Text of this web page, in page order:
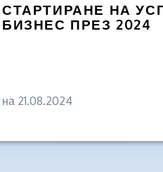
СТАРТИРАНЕ НА
БИЗНЕС ПРЕЗ 2024
на 21.08.2024